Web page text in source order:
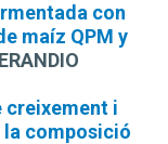
con
maíz QPM y
creixement i
la composició